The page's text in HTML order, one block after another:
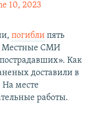
10, 2023
погибли пять
Местные СМИ
Как
доставили в
На месте
работы.